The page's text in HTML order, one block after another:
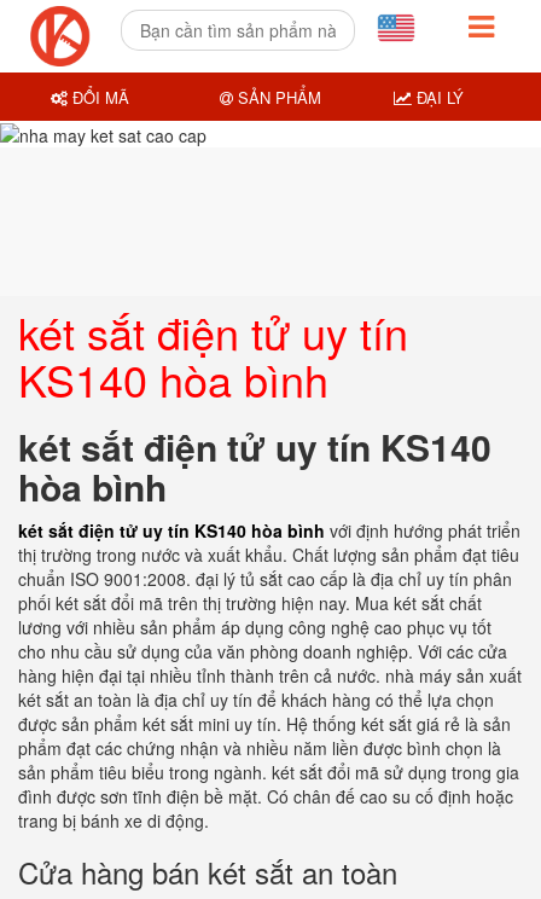
két sắt điện tử uy tín
KS140 hòa bình
két sắt điện tử uy tín KS140
hòa bình
két sắt điện tử uy tín KS140 hòa bình với định hướng phát triển
thị trường trong nước và xuất khẩu. Chất lượng sản phẩm đạt tiêu
chuẩn ISO 9001:2008. đại lý tủ sắt cao cấp là địa chỉ uy tín phân
phối két sắt đổi mã trên thị trường hiện nay. Mua két sắt chất
lương với nhiều sản phẩm áp dụng công nghệ cao phục vụ tốt
cho nhu cầu sử dụng của văn phòng doanh nghiệp. Với các cửa
hàng hiện đại tại nhiều tỉnh thành trên cả nước. nhà máy sản xuất
két sắt an toàn là địa chỉ uy tín để khách hàng có thể lựa chọn
được sản phẩm két sắt mini uy tín. Hệ thống két sắt giá rẻ là sản
phẩm đạt các chứng nhận và nhiều năm liền được bình chọn là
sản phẩm tiêu biểu trong ngành. két sắt đổi mã sử dụng trong gia
đình được sơn tĩnh điện bề mặt. Có chân đế cao su cố định hoặc
trang bị bánh xe di động.
Cửa hàng bán két sắt an toàn
ĐỔI MÃ SẢN PHẨM ĐẠI LÝ